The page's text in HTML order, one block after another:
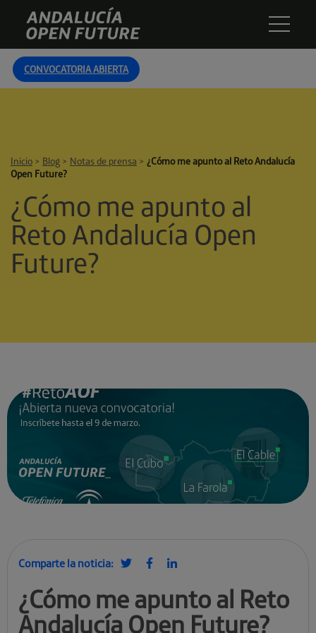
content
Andalucía
Open
Future
CONVOCATORIA ABIERTA
Inicio > Blog > Notas de prensa > ¿Cómo me apunto al Reto Andalucía
Open Future?
¿Cómo me apunto al
Reto Andalucía Open
Future?
Comparte la noticia:
¿Cómo me apunto al Reto
Andalucía Open Future?